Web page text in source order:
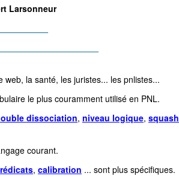
Larsonneur
la santé, les juristes... les pnlistes...
le plus couramment utilisé en PNL.
dissociation, niveau logique, squash
courant.
, calibration ... sont plus spécifiques.